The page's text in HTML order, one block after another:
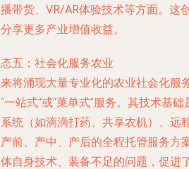
带货、VR/AR体验技术等方面。这
享更多产业增值收益。
五：社会化服务农业
将涌现大量专业化的农业社会化服
一站式”或“菜单式”服务。其技术基础
统（如滴滴打药、共享农机）
、远
前、产中、产后的全程托管服务方
自身技术、装备不足的问题，促进